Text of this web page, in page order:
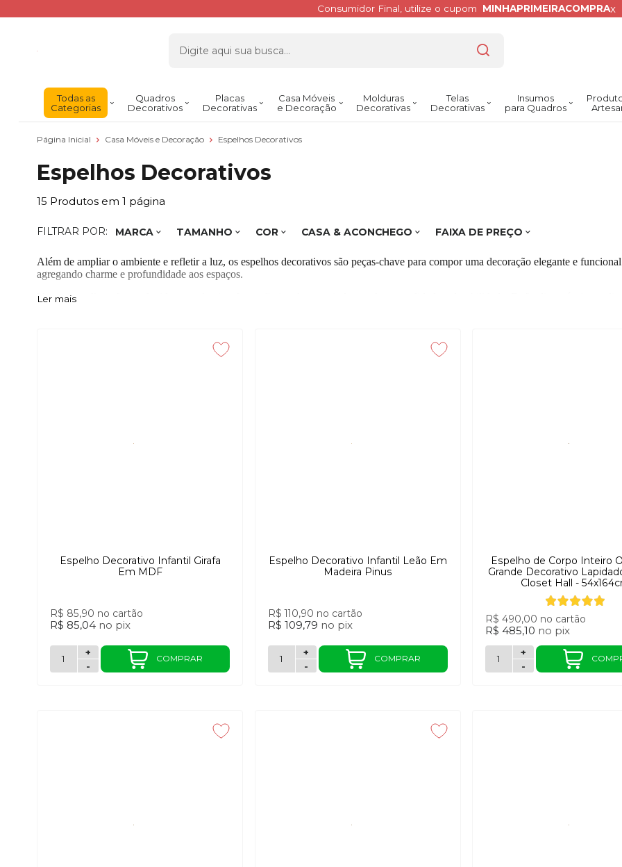
Consumidor Final, utilize o cupom MINHAPRIMEIRACOMPRAx
Todas as
Categorias
Quadros
Decorativos
Placas
Decorativas
Casa Móveis
e Decoração
Molduras
Decorativas
Telas
Decorativas
Insumos
para Quadros
Página Inicial Casa Móveis e Decoração Espelhos Decorativos
Espelhos Decorativos
15 Produtos em 1 página
FILTRAR POR: MARCA TAMANHO COR CASA & ACONCHEGO FAIXA DE PREÇO
Além de ampliar o ambiente e refletir a luz, os espelhos decorativos são peças-chave para compor uma decoração elegante e
agregando charme e profundidade aos espaços.
Nossos espelhos são produzidos com laminação profissional, garantindo excelente qualidade e durabilidade. Estão disponíveis em
Ler mais
Espelho Decorativo Infantil Girafa
Em MDF
R$ 85,90 no cartão
R$ 85,04 no pix
-
+
COMPRAR
Espelho Decorativo Infantil Leão Em
Madeira Pinus
R$ 110,90 no cartão
R$ 109,79 no pix
-
+
COMPRAR
Espelho de Corpo Inteiro
Grande Decorativo
Closet Hall -
R$ 490,00 no cartão
R$ 485,10 no pix
-
+